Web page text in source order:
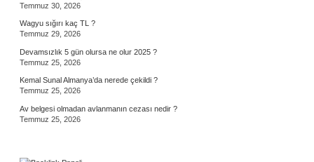
Temmuz 30, 2026
Wagyu sığırı kaç TL ?
Temmuz 29, 2026
Devamsızlık 5 gün olursa ne olur 2025 ?
Temmuz 25, 2026
Kemal Sunal Almanya’da nerede çekildi ?
Temmuz 25, 2026
Av belgesi olmadan avlanmanın cezası nedir ?
Temmuz 25, 2026